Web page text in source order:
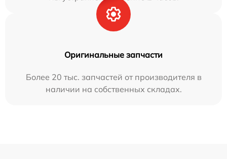
Оригинальные запчасти
Более 20 тыс. запчастей от производителя в
наличии на собственных складах.